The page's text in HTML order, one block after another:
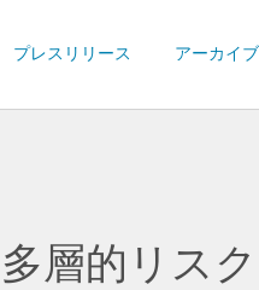
プレスリリース アーカイブ
層的リスク